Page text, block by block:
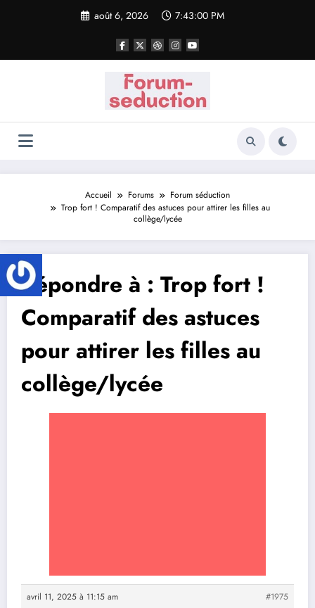
août 6, 2026 7:43:00 PM
Accueil Forums
Forum séduction
Trop fort ! Comparatif des astuces pour attirer les filles au
collège/lycée
Répondre à : Trop fort !
Comparatif des astuces
pour attirer les filles au
collège/lycée
avril 11, 2025 à 11:15 am
#1975